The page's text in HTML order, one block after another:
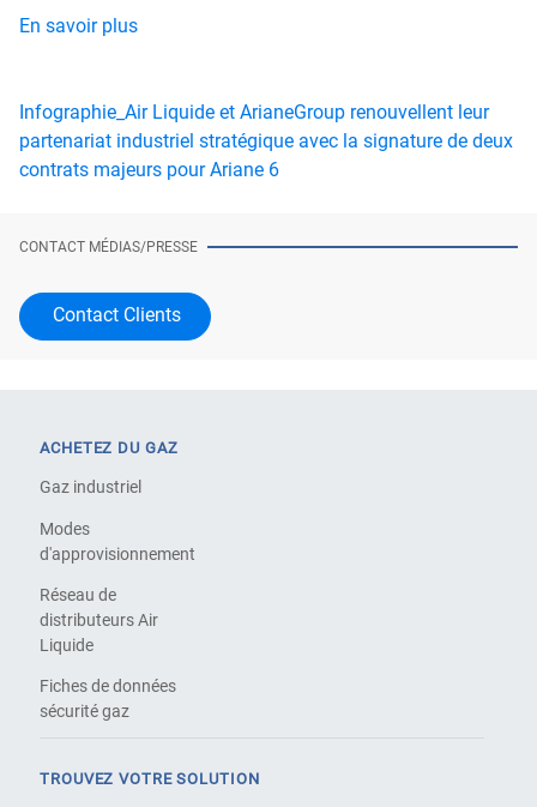
En savoir plus
Infographie_Air Liquide et ArianeGroup renouvellent leur
partenariat industriel stratégique avec la signature de deux
contrats majeurs pour Ariane 6
CONTACT MÉDIAS/PRESSE
Contact Clients
ACHETEZ DU GAZ
Gaz industriel
Modes
d'approvisionnement
Réseau de
distributeurs Air
Liquide
Fiches de données
sécurité gaz
TROUVEZ VOTRE SOLUTION